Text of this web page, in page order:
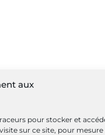
aux
pour stocker et
sur ce site, pour mesure